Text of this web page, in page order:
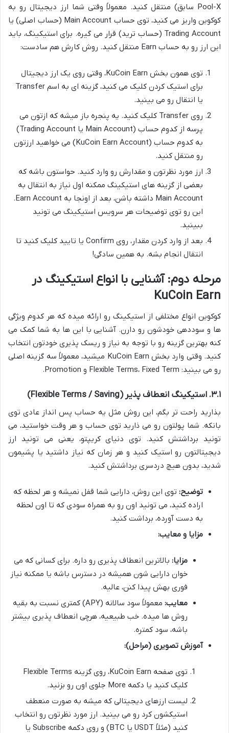
Pool-X سابق) منتقل کنید. معمولاً وقتی شما ارز دیجیتال رو به
کوکوین واریز می کنید، توی حساب Main Account (حساب اصلی) یا
Trading Account (حساب ترید) قرار می گیره. برای استیکینگ، باید
این ارز رو به حساب Earn منتقل کنید. روش کارش هم سادست:
توی همون بخش KuCoin Earn، وقتی روی یک ارز دیجیتال
برای استیک کردن کلیک می کنید، گزینه ای به اسم Transfer
یا انتقال رو می بینید.
روی Transfer کلیک کنید. یه پنجره باز میشه که ازتون می
پرسه از کدوم حساب (Main Account یا Trading Account)
به کدوم حساب (KuCoin Earn Account) می خواهید ارزتون
رو منتقل کنید.
ارز مورد نظرتون و مقدارش رو وارد کنید. حواستون باشه که
بعضی از گزینه های استیکینگ ممکنه اول نیاز به انتقال به
Main Account داشته باشن، بعد از اونجا به Earn Account.
این رو توی توضیحات هر سرویس استیکینگ می تونید
ببینید.
بعد از وارد کردن مقدار، روی Confirm یا تایید کلیک کنید تا
انتقال انجام بشه. به همین سادگی!
مرحله دوم: آشنایی با انواع استیکینگ در
KuCoin Earn
کوکوین انواع مختلفی از استیکینگ رو ارائه میده که هر کدوم ویژگی
ها و سوددهی خودشون رو دارن. آشنایی با این ها به شما کمک می
کنه بهترین گزینه رو با توجه به نیاز و ریسک پذیری خودتون انتخاب
کنید. وقتی وارد بخش KuCoin Earn میشید، معمولاً سه گزینه اصلی
رو می بینید: Flexible Terms، Fixed Term و Promotion.
۳.۱. استیکینگ انعطاف پذیر (Flexible Terms / Saving)
بذارید راحت تر بگم، این روش مثل یه حساب پس انداز عادی توی
بانکه. شما پولتون رو می ذارید توی حساب و هر وقت خواستید، می
تونید برداشتش کنید. توی دنیای کریپتو، یعنی می تونید ارز
دیجیتالتون رو استیک کنید و هر زمان که نیاز داشتید یا پشیمون
شدید، بدون هیچ دردسری برداشتش کنید.
توضیح: توی این روش، دارایی شما قفل نمیشه و هر لحظه که
اراده کنید، می تونید اون رو به همراه سودی که تا اون لحظه
به دست آورده، برداشت کنید.
مزایا و معایب:
مزایا: بالاترین انعطاف پذیری رو داره. برای کسانی که می
خوان دارایی شون همیشه در دسترس باشه یا ممکنه نیاز
فوری بهش پیدا کنن، عالیه.
معایب:
معمولاً سود سالانه (APY) کمتری نسبت به بقیه
روش ها میده. خب طبیعیه، هرچی انعطاف پذیری بیشتر
باشه، سود کمتره.
آموزش تصویری (مراحل):
توی صفحه KuCoin Earn، روی گزینه Flexible Terms
کلیک کنید یا دکمه More جلوی اون رو بزنید.
لیست ارزهای دیجیتالی که میشه به صورت منعطف
استیکشون کرد رو می بینید. ارز مورد نظرتون رو انتخاب
کنید (مثلاً USDT یا BTC) و روی دکمه Subscribe یا